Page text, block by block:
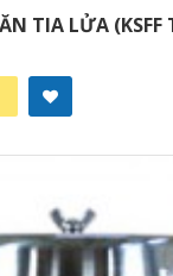
TIA LỬA (KSFF